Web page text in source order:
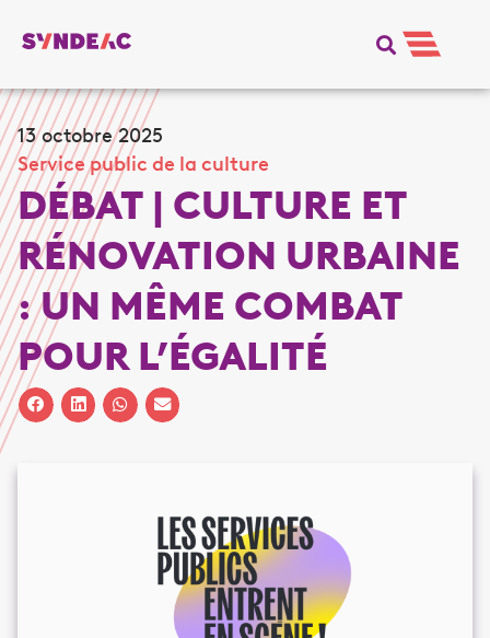
13 octobre 2025
Service public de la culture
DÉBAT | CULTURE ET
RÉNOVATION URBAINE
: UN MÊME COMBAT
POUR L’ÉGALITÉ